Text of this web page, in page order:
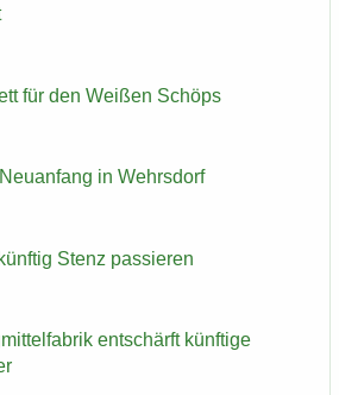
für den Wei­ßen Schöps
in Wehrs­dorf
Stenz pas­sie­ren
ent­schärft künf­ti­ge